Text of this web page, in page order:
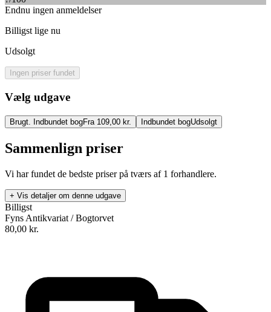
Endnu ingen anmeldelser
Billigst lige nu
Udsolgt
Ingen priser fundet
Vælg udgave
Brugt. Indbundet bogFra 109,00 kr. Indbundet bogUdsolgt
Sammenlign priser
Vi har fundet de bedste priser på tværs af 1 forhandlere.
+ Vis detaljer om denne udgave
Japansk køkken
Billigst
Fyns Antikvariat / Bogtorvet
80,00 kr.